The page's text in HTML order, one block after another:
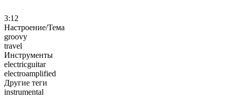
3:12
Настроение/Тема
groovy
travel
Инструменты
electricguitar
electroamplified
Другие теги
instrumental